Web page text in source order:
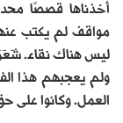
أخذناها قصصًا
مواقف لم يكتب
ليس هناك نقاء. شَعَرَ
ولم يعجبهم هذا
العمل. وكانوا على